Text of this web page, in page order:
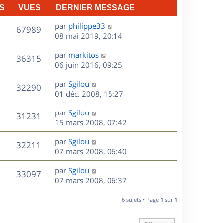
VUES DERNIER MESSAGE
67989V
u
s
D
e
r
n
i
e
r
m
e
s
s
a
g
e
par philippe33
08 mai 2019, 20:14
36315V
u
D
e
r
n
i
e
r
m
e
s
s
a
g
e
par markitos
06 juin 2016, 09:25
32290V
u
D
e
r
n
i
e
r
m
e
s
s
par Sgilou
01 déc. 2008, 15:27
31231
u
s
D
e
r
n
i
e
r
m
par Sgilou
15 mars 2008, 07:42
32211
u
D
e
r
n
i
par Sgilou
07 mars 2008, 06:40
33097V
D
e
par Sgilou
07 mars 2008, 06:37
6 sujets • Page 1 sur 1